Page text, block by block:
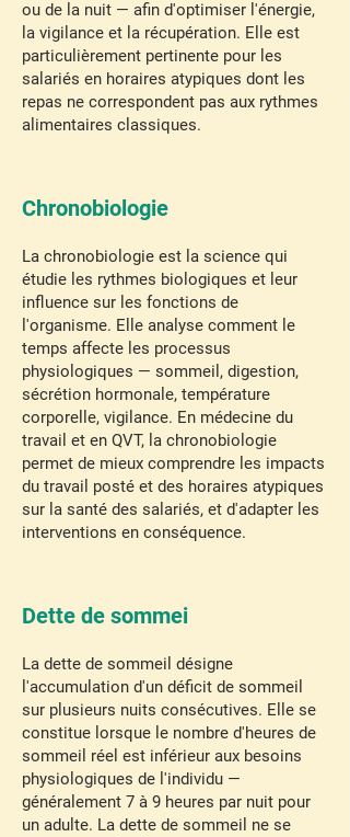
ou de la nuit — afin d'optimiser l'énergie,
la vigilance et la récupération. Elle est
particulièrement pertinente pour les
salariés en horaires atypiques dont les
repas ne correspondent pas aux rythmes
alimentaires classiques.
Chronobiologie
La chronobiologie est la science qui
étudie les rythmes biologiques et leur
influence sur les fonctions de
l'organisme. Elle analyse comment le
temps affecte les processus
physiologiques — sommeil, digestion,
sécrétion hormonale, température
corporelle, vigilance. En médecine du
travail et en QVT, la chronobiologie
permet de mieux comprendre les impacts
du travail posté et des horaires atypiques
sur la santé des salariés, et d'adapter les
interventions en conséquence.
Dette de sommei
La dette de sommeil désigne
l'accumulation d'un déficit de sommeil
sur plusieurs nuits consécutives. Elle se
constitue lorsque le nombre d'heures de
sommeil réel est inférieur aux besoins
physiologiques de l'individu —
généralement 7 à 9 heures par nuit pour
un adulte. La dette de sommeil ne se